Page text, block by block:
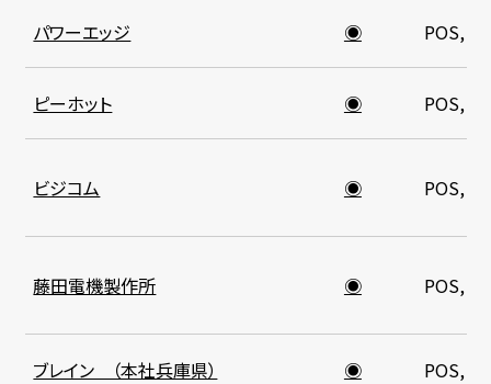
パワーエッジ ◉ POS,
ピーホット ◉ POS,
ビジコム ◉ POS,
藤田電機製作所 ◉ POS,
ブレイン （本社兵庫県） ◉ POS,